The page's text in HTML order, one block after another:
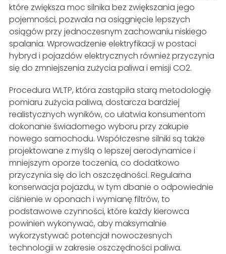
które zwiększa moc silnika bez zwiększania jego
pojemności, pozwala na osiągnięcie lepszych
osiągów przy jednoczesnym zachowaniu niskiego
spalania. Wprowadzenie elektryfikacji w postaci
hybryd i pojazdów elektrycznych również przyczynia
się do zmniejszenia zużycia paliwa i emisji CO2.
Procedura WLTP, która zastąpiła starą metodologię
pomiaru zużycia paliwa, dostarcza bardziej
realistycznych wyników, co ułatwia konsumentom
dokonanie świadomego wyboru przy zakupie
nowego samochodu. Współczesne silniki są także
projektowane z myślą o lepszej aerodynamice i
mniejszym oporze toczenia, co dodatkowo
przyczynia się do ich oszczędności. Regularna
konserwacja pojazdu, w tym dbanie o odpowiednie
ciśnienie w oponach i wymianę filtrów, to
podstawowe czynności, które każdy kierowca
powinien wykonywać, aby maksymalnie
wykorzystywać potencjał nowoczesnych
technologii w zakresie oszczędności paliwa.